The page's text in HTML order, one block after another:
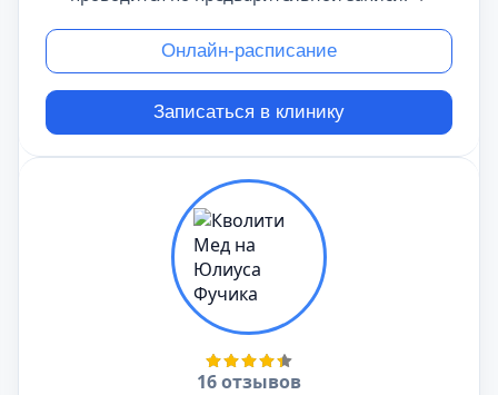
Онлайн-расписание
Записаться в клинику
16 отзывов